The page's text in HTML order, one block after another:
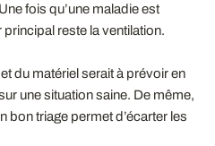
fois qu’une maladie est
reste la ventilation.
du matériel serait à prévoir en
une situation saine. De même,
bon triage permet d’écarter les